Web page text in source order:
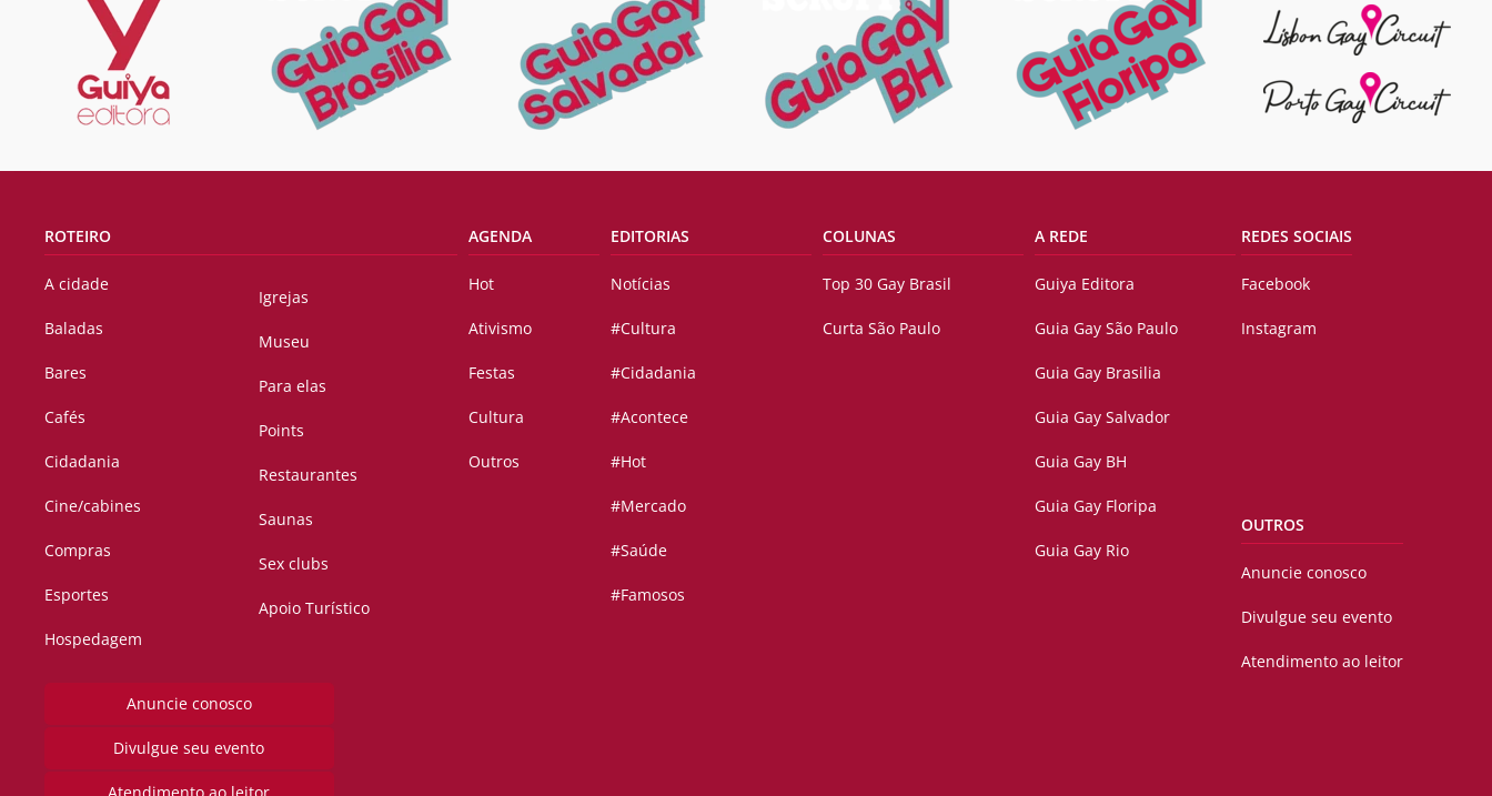
ROTEIRO
A cidade
Baladas
Bares
Cafés
Cidadania
Cine/cabines
Compras
Esportes
Hospedagem
Igrejas
Museu
Para elas
Points
Restaurantes
Saunas
Sex clubs
Apoio Turístico
Anuncie conosco
Divulgue seu evento
Atendimento ao leitor
AGENDA
Hot
Ativismo
Festas
Cultura
Outros
EDITORIAS
Notícias
#Cultura
#Cidadania
#Acontece
#Hot
#Mercado
#Saúde
#Famosos
COLUNAS
Top 30 Gay Brasil
Curta São Paulo
A REDE
Guiya Editora
Guia Gay São Paulo
Guia Gay Brasilia
Guia Gay Salvador
Guia Gay BH
Guia Gay Floripa
Guia Gay Rio
REDES SOCIAIS
Facebook
Instagram
OUTROS
Anuncie conosco
Divulgue seu evento
Atendimento ao leitor